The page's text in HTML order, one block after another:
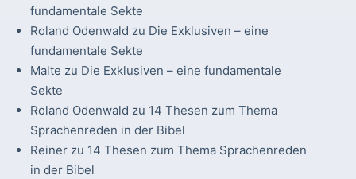
fundamentale Sekte
Roland Odenwald zu Die Exklusiven – eine
fundamentale Sekte
Malte zu Die Exklusiven – eine fundamentale
Sekte
Roland Odenwald zu 14 Thesen zum Thema
Sprachenreden in der Bibel
Reinerzu 14 Thesen zum Thema Sprachenreden
in der Bibel